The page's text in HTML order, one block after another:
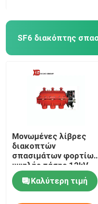
Μονωμένες λίβρες
διακοπτών
σπασιμάτων φορτίων
υψηλής τάσης 12kV
630A SF6 αέριο
Καλύτερη τιμή